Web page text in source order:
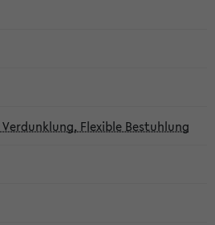
Flexible Bestuhlung